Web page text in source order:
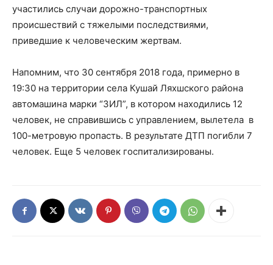
участились случаи дорожно-транспортных
происшествий с тяжелыми последствиями,
приведшие к человеческим жертвам.
Напомним, что 30 сентября 2018 года, примерно в
19:30 на территории села Кушай Ляхшского района
автомашина марки “ЗИЛ”, в котором находились 12
человек, не справившись с управлением, вылетела в
100-метровую пропасть. В результате ДТП погибли 7
человек. Еще 5 человек госпитализированы.